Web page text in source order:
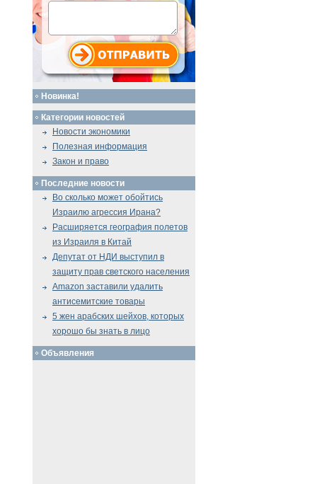
Новинка!
Категории новостей
Новости экономики
Полезная информация
Закон и право
Последние новости
Во сколько может обойтись
Израилю агрессия Ирана?
Расширяется география полетов
из Израиля в Китай
Депутат от НДИ выступил в
защиту прав светского населения
Amazon заставили удалить
антисемитские товары
5 жен арабских шейхов, которых
хорошо бы знать в лицо
Объявления